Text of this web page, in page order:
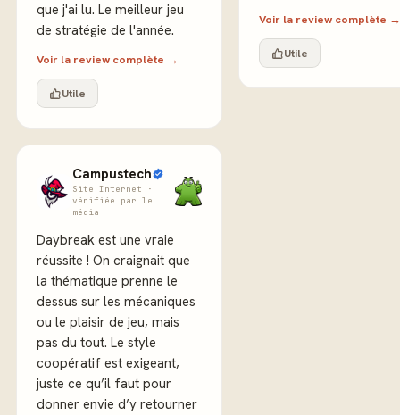
que j'ai lu. Le meilleur jeu
de stratégie de l'année.
Voir la review complète →
Utile
Campustech
Site Internet ·
vérifiée par le
média
Daybreak est une vraie
réussite ! On craignait que
la thématique prenne le
dessus sur les mécaniques
ou le plaisir de jeu, mais
pas du tout. Le style
coopératif est exigeant,
juste ce qu’il faut pour
donner envie d’y retourner
Voir la review complète →
Utile